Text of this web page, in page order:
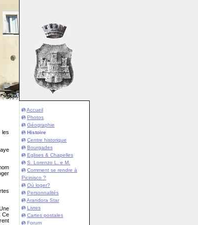
Accueil
Photos
Géographie
Histoire
Centre historique
Bourgades
Eglises & Chapelles
S. Lorenzo L. e M.
Comment se rendre à
Picinisco ?
Où loger?
Personnalités
Arandora Star
Livres
Cartes postales
Forum
les
Ce